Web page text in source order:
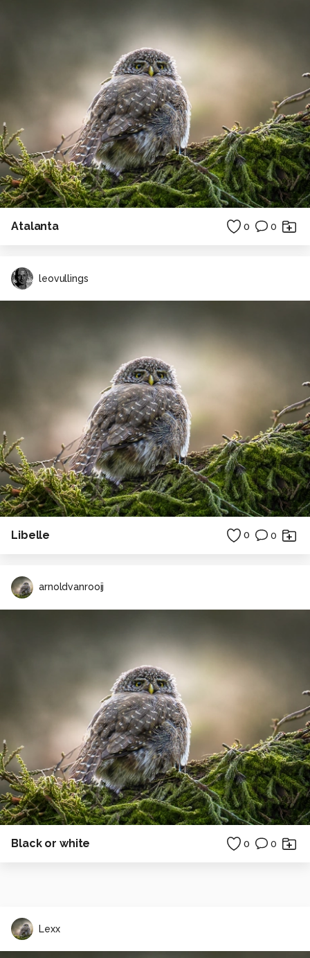
Atalanta 0 0
leovullings
Libelle 0 0
arnoldvanrooij
Black or white 0 0
Lexx